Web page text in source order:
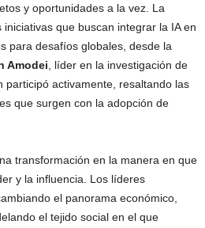
y oportunidades a la vez. La
que buscan integrar la IA en
para desafíos globales, desde la
Amodei , líder en la investigación de
participó activamente, resaltando las
que surgen con la adopción de
transformación en la manera en que
y la influencia. Los líderes
el panorama económico,
el tejido social en el que